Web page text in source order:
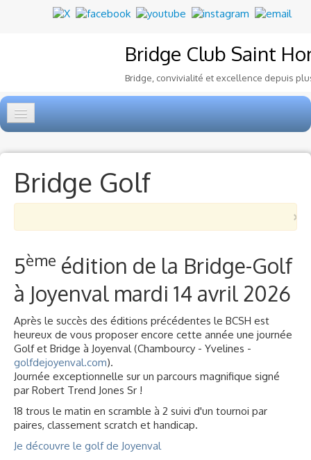
Bridge Club Saint
Bridge, convivialité et excellence depuis
Ecole de Bridge▼
Le Club▼
Voyages et festivals
Photos▼
Liens
Bridge Golf
×
5ème édition de la Bridge-Golf
à Joyenval mardi 14 avril 2026
Après le succès des éditions précédentes le BCSH est
heureux de vous proposer encore cette année une journée
Golf et Bridge à Joyenval (Chambourcy - Yvelines -
golfdejoyenval.com).
Journée exceptionnelle sur un parcours magnifique signé
par Robert Trend Jones Sr !
18 trous le matin en scramble à 2 suivi d'un tournoi par
paires, classement scratch et handicap.
Je découvre le golf de Joyenval